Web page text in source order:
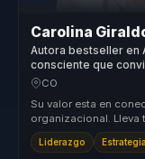
Carolina
Autora bestseller en
consciente que
para lideres y
CO
Su valor esta en
organizacional.
autoliderazgo a una
Liderazgo